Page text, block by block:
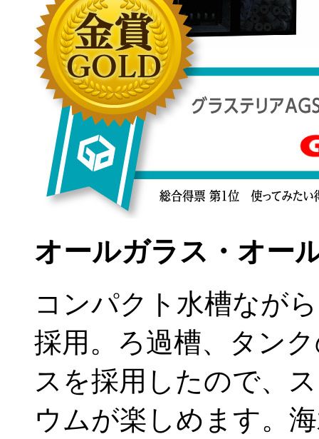
オールガラス・オー
コンパクト水槽なが
採用。ろ過槽、タン
スを採用したので、
ウムが楽しめます。